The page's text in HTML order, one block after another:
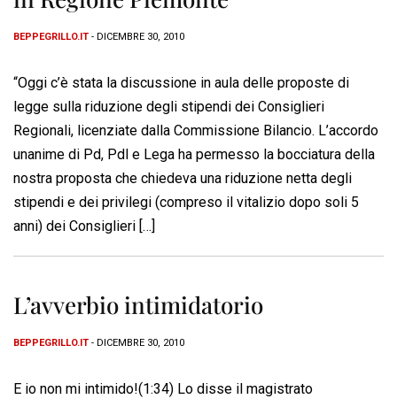
BEPPEGRILLO.IT - DICEMBRE 30, 2010
“Oggi c’è stata la discussione in aula delle proposte di
legge sulla riduzione degli stipendi dei Consiglieri
Regionali, licenziate dalla Commissione Bilancio. L’accordo
unanime di Pd, Pdl e Lega ha permesso la bocciatura della
nostra proposta che chiedeva una riduzione netta degli
stipendi e dei privilegi (compreso il vitalizio dopo soli 5
anni) dei Consiglieri […]
L’avverbio intimidatorio
BEPPEGRILLO.IT - DICEMBRE 30, 2010
E io non mi intimido!(1:34) Lo disse il magistrato